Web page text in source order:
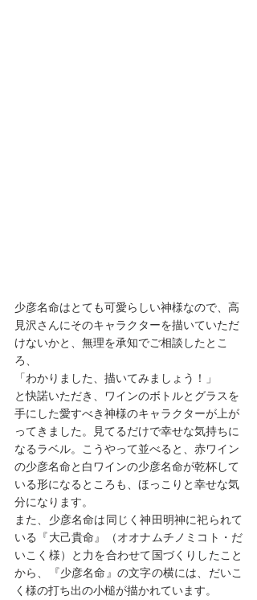
少彦名命はとても可愛らしい神様なので、高
見沢さんにそのキャラクターを描いていただ
けないかと、無理を承知でご相談したとこ
ろ、
「わかりました、描いてみましょう！」
と快諾いただき、ワインのボトルとグラスを
手にした愛すべき神様のキャラクターが上が
ってきました。見てるだけで幸せな気持ちに
なるラベル。こうやって並べると、赤ワイン
の少彦名命と白ワインの少彦名命が乾杯して
いる形になるところも、ほっこりと幸せな気
分になります。
また、少彦名命は同じく神田明神に祀られて
いる『大己貴命』（オオナムチノミコト・だ
いこく様）と力を合わせて国づくりしたこと
から、『少彦名命』の文字の横には、だいこ
く様の打ち出の小槌が描かれています。